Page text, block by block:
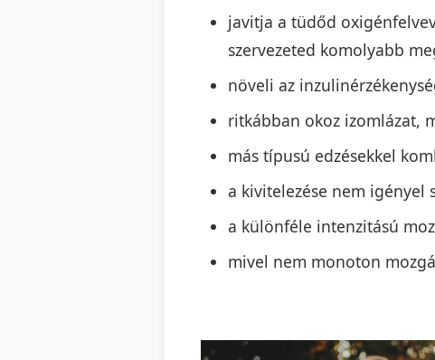
javitja a tüdőd
szervezeted komolyabb
növeli az
ritkábban okoz izomlázat,
más típusú edzésekkel
a kivitelezése nem igényel
a különféle intenzitású
mivel nem monoton